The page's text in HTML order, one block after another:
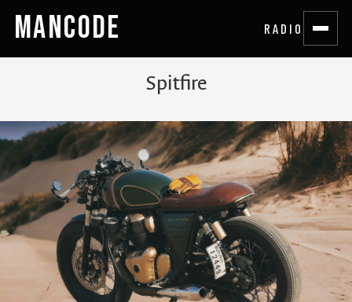
MANCODE RADIO
Spitfire